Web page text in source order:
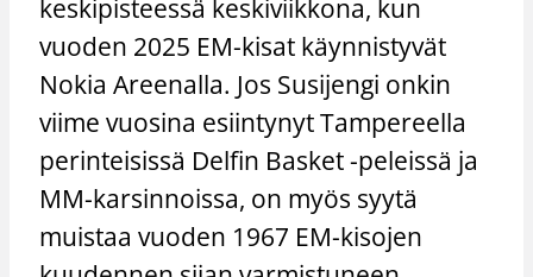
keskipisteessä keskiviikkona, kun
vuoden 2025 EM-kisat käynnistyvät
Nokia Areenalla. Jos Susijengi onkin
viime vuosina esiintynyt Tampereella
perinteisissä Delfin Basket -peleissä ja
MM-karsinnoissa, on myös syytä
muistaa vuoden 1967 EM-kisojen